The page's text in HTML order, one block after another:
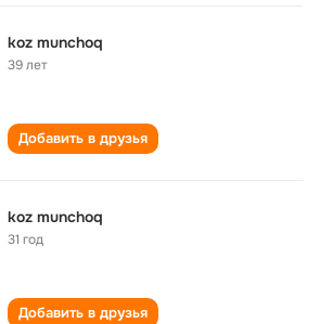
koz munchoq
39 лет
Добавить в друзья
koz munchoq
31 год
Добавить в друзья